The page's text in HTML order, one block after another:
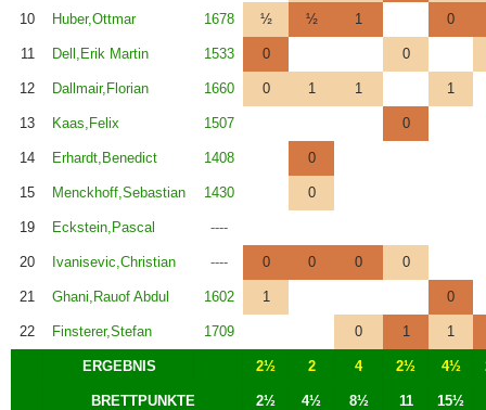
10 Huber,Ottmar 1678 ½ ½ 1 0
11 Dell,Erik Martin 1533 0 0
12 Dallmair,Florian 1660 0 1 1 1
13 Kaas,Felix 1507 0
14 Erhardt,Benedict 1408 0
15 Menckhoff,Sebastian 1430 0
19 Eckstein,Pascal ----
20 Ivanisevic,Christian ---- 0 0 0 0
21 Ghani,Rauof Abdul 1602 1 0
22 Finsterer,Stefan 1709 0 1 1
ERGEBNIS 2½ 2 4 2½ 4½
BRETTPUNKTE 2½ 4½ 8½ 11 15½